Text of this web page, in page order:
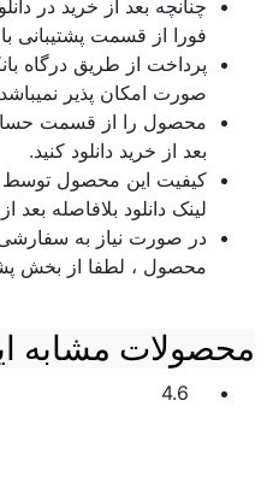
چنانچه بعد از خرید در
فورا از قسمت پشتیبانی
پرداخت از طریق درگاه
صورت امکان پذیر
محصول را از قسمت حساب
بعد از خرید دانلود کنید.
کیفیت این محصول
لینک دانلود بلافاصله
در صورت نیاز به
محصول ، لطفا از بخش
محصولات مشابه
4.6